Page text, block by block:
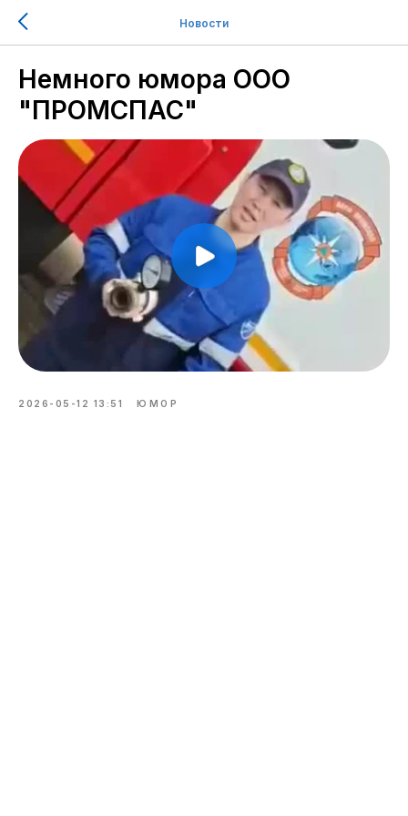
Новости
Немного юмора ООО
"ПРОМСПАС"
2026-05-12 13:51 ЮМОР